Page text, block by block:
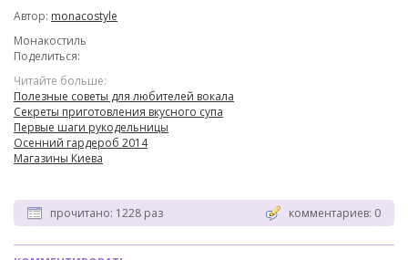
Автор: monacostyle
Монакостиль
Поделиться:
Читайте больше:
Полезные советы для любителей вокала
Секреты приготовления вкусного супа
Первые шаги рукодельницы
Осенний гардероб 2014
Магазины Киева
прочитано: 1228 раз комментариев: 0